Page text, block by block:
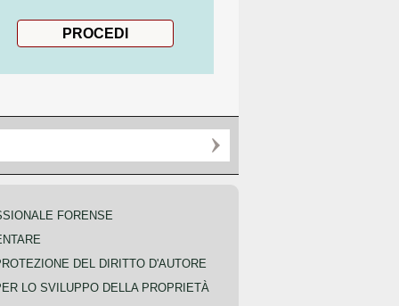
FORENSE
DEL DIRITTO D'AUTORE
LO SVILUPPO DELLA PROPRIETÀ